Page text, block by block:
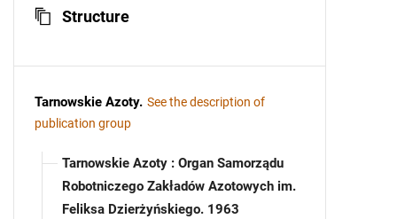
Structure
Tarnowskie Azoty. See the description of
publication group
Tarnowskie Azoty : Organ Samorządu
Robotniczego Zakładów Azotowych im.
Feliksa Dzierżyńskiego. 1963